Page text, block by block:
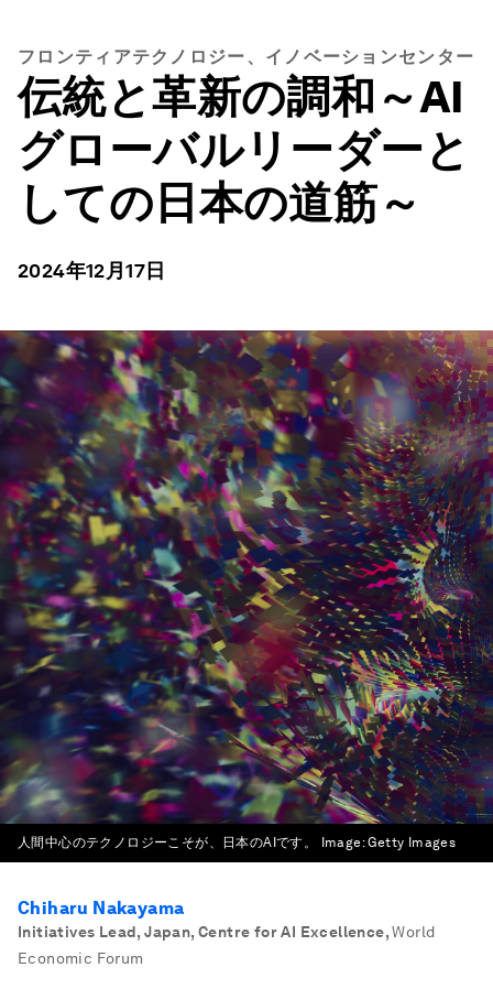
フロンティアテクノロジー、イノベーションセンター
伝統と革新の調和～AI
グローバルリーダーと
しての日本の道筋～
2024年12月17日
人間中心のテクノロジーこそが、日本のAIです。 Image:Getty Images
Chiharu Nakayama
Initiatives Lead, Japan, Centre for AI Excellence, World
Economic Forum